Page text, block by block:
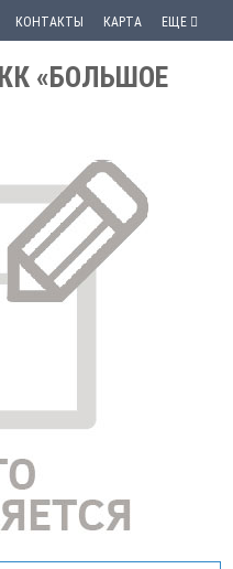
КОНТАКТЫ КАРТА ЕЩЕ
«БОЛЬШОЕ